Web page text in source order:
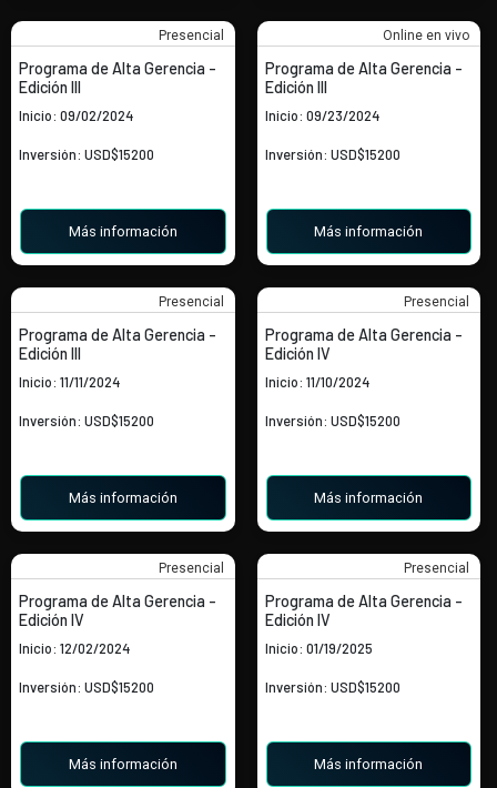
Programa de Alta Gerencia -
Edición III
Inicio: 09/02/2024
Inversión: USD$15200
Presencial
Más información
Programa de Alta Gerencia -
Edición III
Inicio: 09/23/2024
Inversión: USD$15200
Online en vivo
Más información
Programa de Alta Gerencia -
Edición III
Inicio: 11/11/2024
Inversión: USD$15200
Presencial
Más información
Programa de Alta Gerencia -
Edición IV
Inicio: 11/10/2024
Inversión: USD$15200
Presencial
Más información
Programa de Alta Gerencia -
Edición IV
Inicio: 12/02/2024
Inversión: USD$15200
Presencial
Más información
Programa de Alta Gerencia -
Edición IV
Inicio: 01/19/2025
Inversión: USD$15200
Presencial
Más información